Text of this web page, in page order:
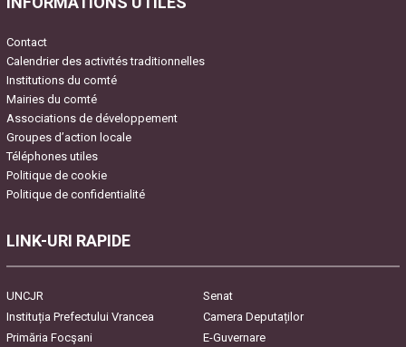
Contact
Calendrier des activités traditionnelles
Institutions du comté
Mairies du comté
Associations de développement
Groupes d’action locale
Téléphones utiles
Politique de cookie
Politique de confidentialité
LINK-URI RAPIDE
UNCJR
Senat
Instituția Prefectului Vrancea
Camera Deputaților
Primăria Focşani
E-Guvernare